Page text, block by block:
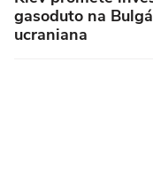
gasoduto na
ucraniana